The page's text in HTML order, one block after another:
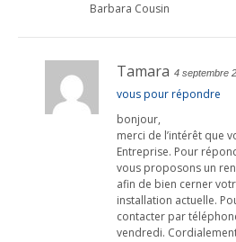
Barbara Cousin
Tamara 4 septembre
vous pour répondre
bonjour,
merci de l’intérêt que
Entreprise. Pour
vous proposons un
afin de bien cerner
installation actuelle.
contacter par
vendredi.